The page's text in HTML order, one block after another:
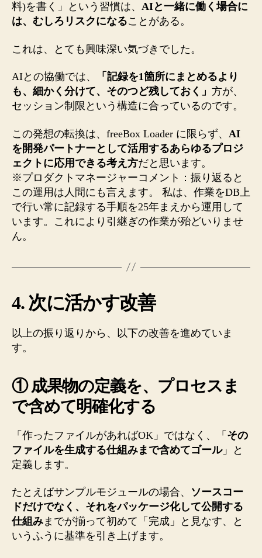
料)を書く」という習慣は、 AIと一緒に働く場合に
は、むしろリスクになることがある。
これは、とても興味深い気づきでした。
AIとの協働では、
「記録を1箇所にまとめるより
も、細かく分けて、そのつど残しておく」 方が、
セッション制限という構造に合っているのです。
この発想の転換は、freeBox Loader に限らず、 AI
を開発パートナーとして活用するあらゆるプロジ
ェクトに応用できる考え方だと思います。
※プロダクトマネージャーコメント：振り返ると
この運用は人間にも言えます。 私は、作業をDB上
で行い常に記録する手順を25年まえから運用して
います。これにより引継ぎの作業が殆どいりませ
ん。
4. 次に活かす改善
以上の振り返りから、以下の改善を進めていま
す。
① 成果物の定義を、プロセスま
で含めて明確化する
「作ったファイルがあればOK」ではなく、「 その
ファイルを生成する仕組みまで含めてゴール」と
定義します。
たとえばサンプルモジュールの場合、 ソースコー
ドだけでなく、それをパッケージ化して公開する
仕組みまでが揃って初めて「完成」と見なす、と
いうふうに基準を引き上げます。